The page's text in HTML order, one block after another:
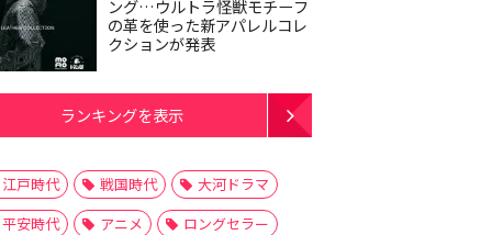
ング…ウルトラ怪獣モチーフ
の革を使った新アパレルコレ
クションが発表
ランキングを表示
江戸時代 戦国時代
大河ドラマ
平安時代
アニメ
ロングセラー